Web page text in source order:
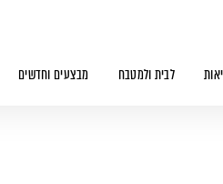
לבית ולמטבח מבצעים וחדשים